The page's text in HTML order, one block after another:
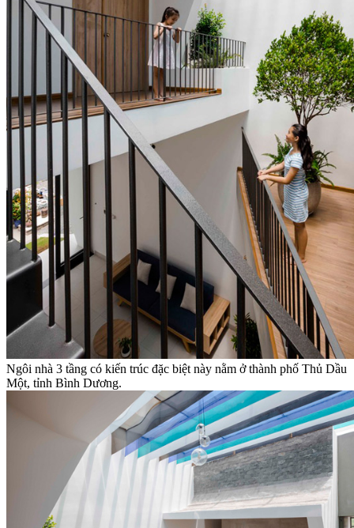
Ngôi nhà 3 tầng có kiến trúc đặc biệt này nằm ở thành phố Thủ Dầu
Một, tỉnh Bình Dương.